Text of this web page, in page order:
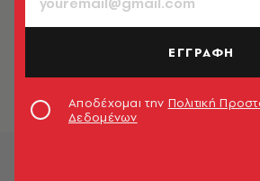
ΚΟΣΜΟΣ
Διακοπές στην
γιοτ κάνει η
Newsroom
ΕΓΓΡΑΦΗ
Αποδέχομαι την Πολιτική
Δεδομένων